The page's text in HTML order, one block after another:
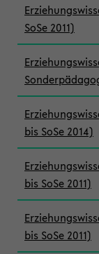
SoSe 2011)
bis SoSe 2014)
bis SoSe 2011)
bis SoSe 2011)